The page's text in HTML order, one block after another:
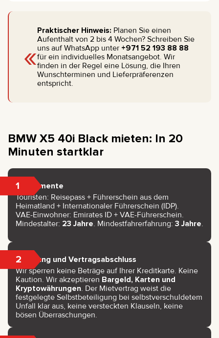
«
Praktischer Hinweis: Planen Sie einen
Aufenthalt von 2 bis 4 Wochen? Schreiben Sie
uns auf WhatsApp unter +971 52 193 88 88
für ein individuelles Monatsangebot. Wir
finden in der Regel eine Lösung, die Ihren
Wunschterminen und Lieferpräferenzen
entspricht.
BMW X5 40i Black mieten: In 20
Minuten startklar
1 Dokumente
Touristen: Reisepass + Führerschein aus dem
Heimatland + Internationaler Führerschein (IDP).
VAE-Einwohner: Emirates ID + VAE-Führerschein.
Mindestalter: 23 Jahre. Mindestfahrerfahrung: 3 Jahre.
2 Zahlung und Vertragsabschluss
Wir sperren keine Beträge auf Ihrer Kreditkarte. Keine
Kaution. Wir akzeptieren Bargeld, Karten und
Kryptowährungen. Der Mietvertrag weist die
festgelegte Selbstbeteiligung bei selbstverschuldetem
Unfall klar aus, keine versteckten Klauseln, keine
bösen Überraschungen.